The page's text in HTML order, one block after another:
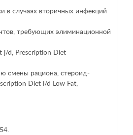
случаях вторичных инфекций
требующих элиминационной
j/d, Prescription Diet
смены рациона, стероид-
Diet i/d Low Fat,